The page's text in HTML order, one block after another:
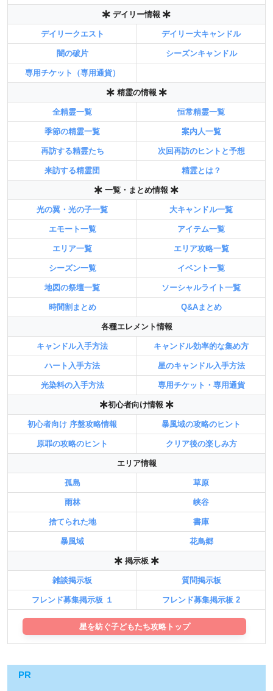
デイリー情報
デイリークエスト デイリー大キャンドル
闇の破片 シーズンキャンドル
専用チケット（専用通貨）
精霊の情報
全精霊一覧 恒常精霊一覧
季節の精霊一覧 案内人一覧
再訪する精霊たち 次回再訪のヒントと予想
来訪する精霊団 精霊とは？
一覧・まとめ情報
光の翼・光の子一覧 大キャンドル一覧
エモート一覧 アイテム一覧
エリア一覧 エリア攻略一覧
シーズン一覧 イベント一覧
地図の祭壇一覧 ソーシャルライト一覧
時間割まとめ Q&Aまとめ
各種エレメント情報
キャンドル入手方法 キャンドル効率的な集め方
ハート入手方法 星のキャンドル入手方法
光染料の入手方法 専用チケット・専用通貨
初心者向け情報
初心者向け 序盤攻略情報 暴風域の攻略のヒント
原罪の攻略のヒント クリア後の楽しみ方
エリア情報
孤島 草原
雨林 峡谷
捨てられた地 書庫
暴風域 花鳥郷
掲示板
雑談掲示板 質問掲示板
フレンド募集掲示板 １ フレンド募集掲示板 2
星を紡ぐ子どもたち攻略トップ
PR